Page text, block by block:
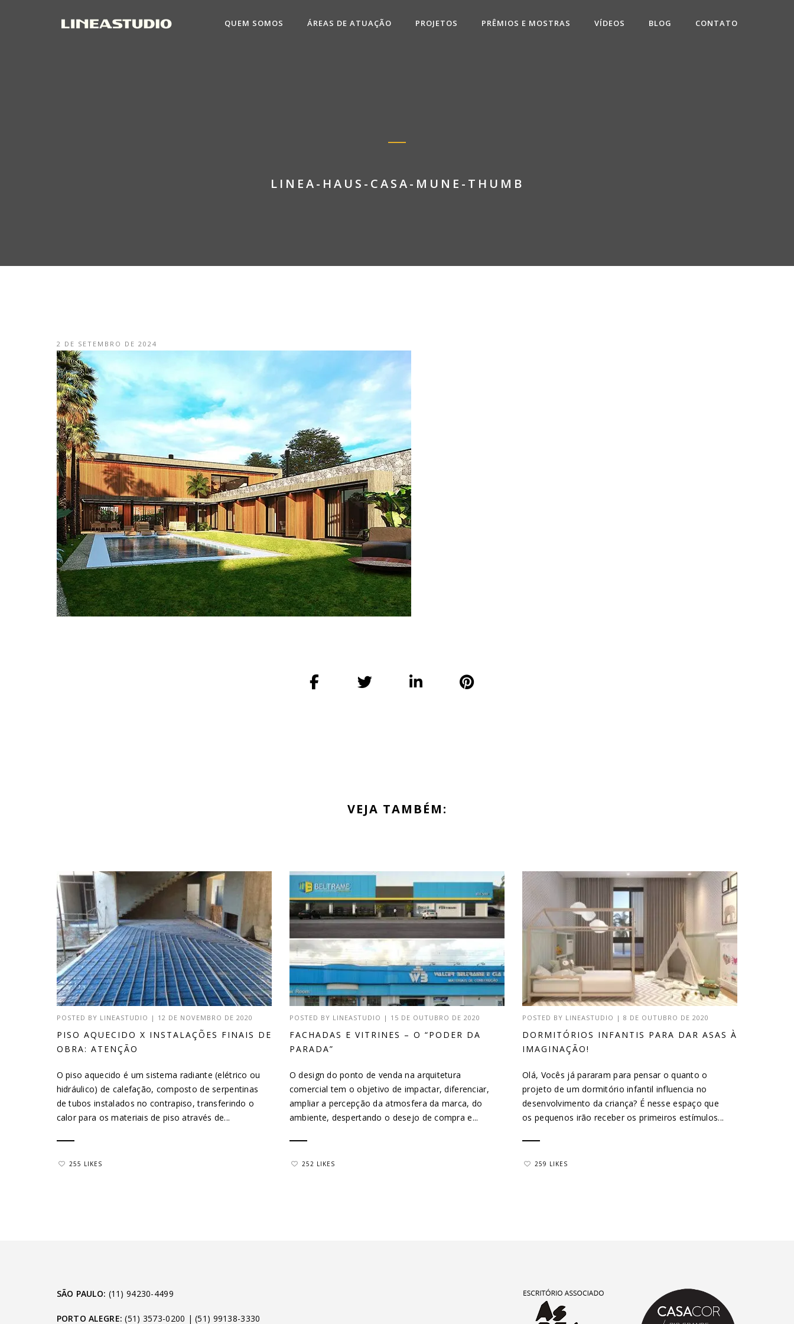
QUEM SOMOS ÁREAS DE ATUAÇÃO PROJETOS PRÊMIOS E MOSTRAS VÍDEOS BLOG CONTATO
LINEA-HAUS-CASA-MUNE-THUMB
2 DE SETEMBRO DE 2024
VEJA TAMBÉM:
POSTED BY LINEASTUDIO | 12 DE NOVEMBRO DE 2020
PISO AQUECIDO X INSTALAÇÕES FINAIS DE
OBRA: ATENÇÃO
O piso aquecido é um sistema radiante (elétrico ou
hidráulico) de calefação, composto de serpentinas
de tubos instalados no contrapiso, transferindo o
calor para os materiais de piso através de...
255 LIKES
POSTED BY LINEASTUDIO | 15 DE OUTUBRO DE 2020
FACHADAS E VITRINES – O “PODER DA
PARADA”
O design do ponto de venda na arquitetura
comercial tem o objetivo de impactar, diferenciar,
ampliar a percepção da atmosfera da marca, do
ambiente, despertando o desejo de compra e...
252 LIKES
POSTED BY LINEASTUDIO |8 DE OUTUBRO DE 2020
DORMITÓRIOS INFANTIS PARA DAR ASAS À
IMAGINAÇÃO!
Olá, Vocês já pararam para pensar o quanto o
projeto de um dormitório infantil influencia no
desenvolvimento da criança? É nesse espaço que
os pequenos irão receber os primeiros estímulos...
259 LIKES
SÃO PAULO: (11) 94230-4499
PORTO ALEGRE: (51) 3573-0200 |(51) 99138-3330